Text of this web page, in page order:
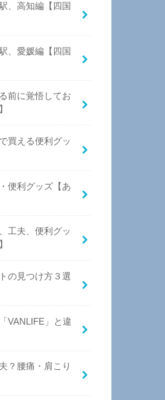
、高知編【四国
、愛媛編【四国
前に覚悟してお
買える便利グッ
便利グッズ【あ
工夫、便利グッ
の見つけ方３選
VANLIFE」と違
？腰痛・肩こり